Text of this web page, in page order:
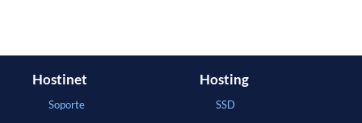
Hostinet
Soporte
Hosting
SSD